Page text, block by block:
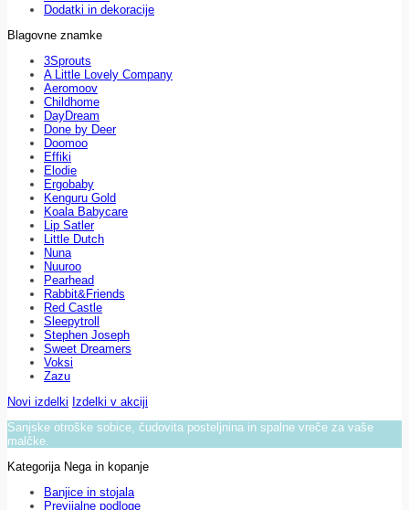
Dodatki in dekoracije
Blagovne znamke
3Sprouts
A Little Lovely Company
Aeromoov
Childhome
DayDream
Done by Deer
Doomoo
Effiki
Elodie
Ergobaby
Kenguru Gold
Koala Babycare
Lip Satler
Little Dutch
Nuna
Nuuroo
Pearhead
Rabbit&Friends
Red Castle
Sleepytroll
Stephen Joseph
Sweet Dreamers
Voksi
Zazu
Novi izdelki Izdelki v akciji
Sanjske otroške sobice, čudovita posteljnina in spalne vreče za vaše
malčke.
Kategorija Nega in kopanje
Banjice in stojala
Previjalne podloge